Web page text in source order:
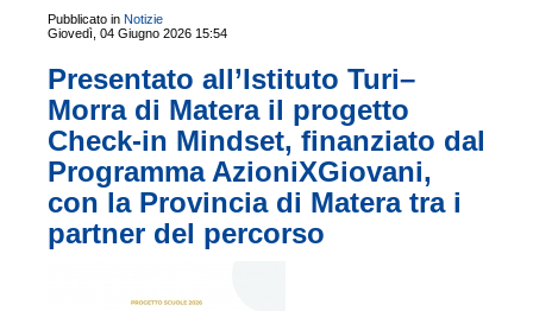
Pubblicato in Notizie
Giovedì, 04 Giugno 2026 15:54
Presentato all’Istituto Turi–
Morra di Matera il progetto
Check-in Mindset, finanziato dal
Programma AzioniXGiovani,
con la Provincia di Matera tra i
partner del percorso